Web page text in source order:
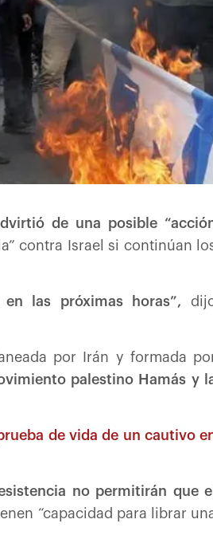
de una posible
contra Israel si continúan
las próximas horas”,
por Irán y formada
palestino Hamás y
de vida de un cautivo
no permitirán que el
“capacidad para librar